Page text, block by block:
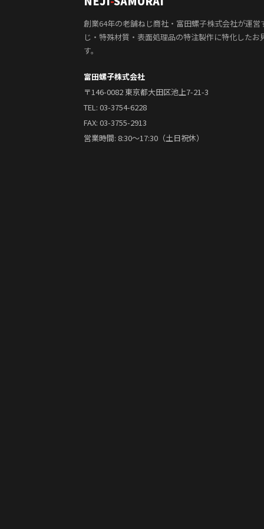
創業64年の老舗ねじ商社・富田螺子株式会社が運営
じ・特殊材質・表面処理品の特注製作に特化したお
す。
富田螺子株式会社
〒146-0082 東京都大田区池上7-21-3
TEL: 03-3754-6228
FAX: 03-3755-2913
営業時間: 8:30〜17:30（土日祝休）